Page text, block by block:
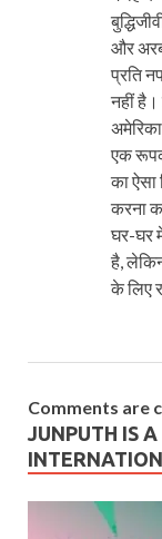
और
प्रति
नहीं है।
एक
का ऐसा
करना
घर-घर
है,
के लिए
Comments are
JUNPUTH IS